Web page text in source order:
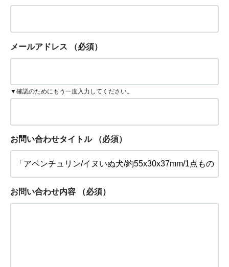
メールアドレス （必須）
▼確認のためにもう一度入力してください。
お問い合わせタイトル （必須）
お問い合わせ内容 （必須）